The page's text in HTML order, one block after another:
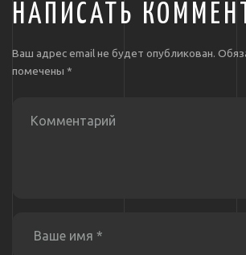
НАПИСАТЬ
Ваш адрес email не будет опубликован.
помечены *